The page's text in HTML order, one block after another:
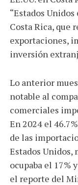
“Estados
Costa Rica, que
exportaciones,
inversión
Lo anterior
notable al
comerciales
En 2024 el
de las
Estados Unidos,
ocupaba el 17%
el reporte del